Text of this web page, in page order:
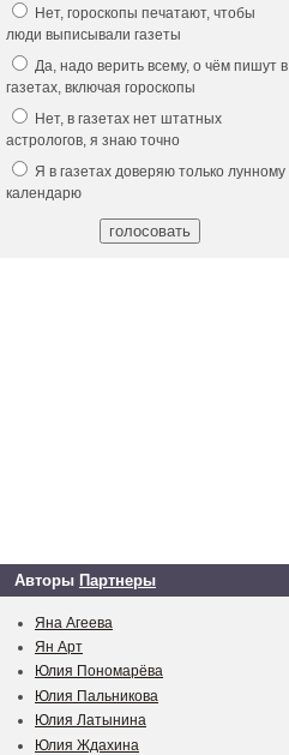
Нет, гороскопы печатают, чтобы
люди выписывали газеты
Да, надо верить всему, о чём пишут в
газетах, включая гороскопы
Нет, в газетах нет штатных
астрологов, я знаю точно
Я в газетах доверяю только лунному
календарю
Авторы Партнеры
Яна Агеева
Ян Арт
Юлия Пономарёва
Юлия Пальникова
Юлия Латынина
Юлия Ждахина